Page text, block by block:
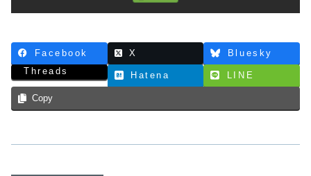
Facebook X
Bluesky
Threads
Hatena LINE
Copy